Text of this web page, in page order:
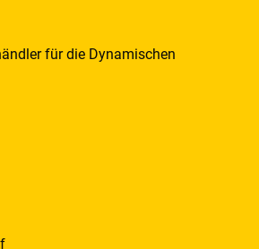
für die Dynamischen